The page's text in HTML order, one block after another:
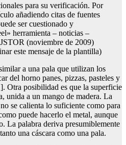
para su verificación. Por
añadiendo citas de fuentes
ser cuestionado y
herramienta – noticias –
(noviembre de 2009)
este mensaje de la plantilla)
a una pala que utilizan los
del horno panes, pizzas, pasteles y
Otra posibilidad es que la superficie
unida a un mango de madera. La
se calienta lo suficiente como para
puede hacerlo el metal, aunque
La palabra deriva presumiblemente
una cáscara como una pala.